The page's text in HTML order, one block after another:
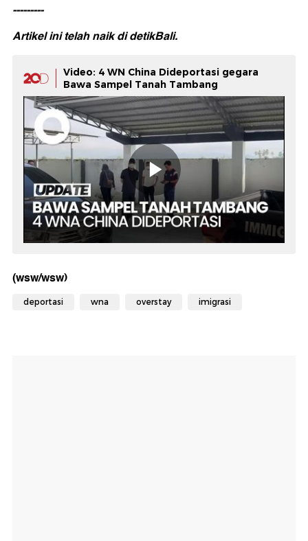
---------
Artikel ini telah naik didetikBali.
Video: 4 WN China Dideportasi gegara
Bawa Sampel Tanah Tambang
(wsw/wsw)
deportasi wna overstay imigrasi